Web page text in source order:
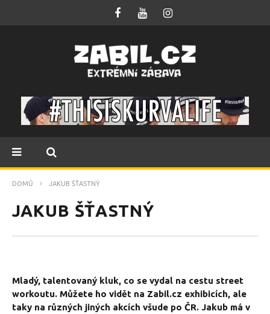
DOMŮ JAKUB ŠŤASTNÝ
JAKUB ŠŤASTNÝ
Mladý, talentovaný kluk, co se vydal na cestu street
workoutu. Můžete ho vidět na Zabil.cz exhibicích, ale
taky na různých jiných akcích všude po ČR. Jakub má v